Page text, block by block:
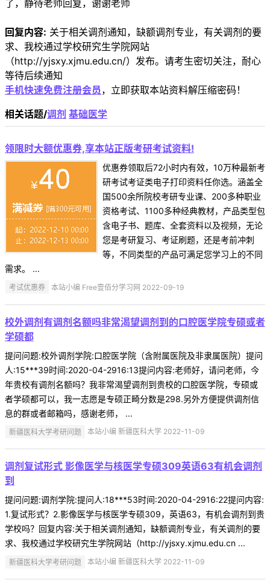
了，静待老师回复，谢谢老师
回复内容: 关于相关调剂通知，缺额调剂专业，有关调剂的要
求、我校通过学校研究生学院网站
（http://yjsxy.xjmu.edu.cn/）发布。请考生密切关注，耐心
等待后续通知
手机快速免费注册会员 ，立即获取本站资料解压缩密码！
相关话题/调剂 基础医学
领限时大额优惠券,享本站正版考研考试资料!
优惠券领取后72小时内有效，10万种最新考
研考试考证类电子打印资料任你选。涵盖全
国500余所院校考研专业课、200多种职业
资格考试、1100多种经典教材，产品类型包
含电子书、题库、全套资料以及视频，无论
您是考研复习、考证刷题，还是考前冲刺
等，不同类型的产品可满足您学习上的不同
需求。 ...
考试优惠券 本站小编 Free壹佰分学习网 2022-09-19
校外调剂有调剂名额吗非常渴望调剂到的口腔医学院专硕或者
学硕都
提问问题:校外调剂学院:口腔医学院（含附属医院及非隶属医院）提问
人:15***39时间:2020-04-2916:13提问内容:老师好，请问老师，今
年贵校有调剂名额吗？我非常渴望调剂到贵校的口腔医学院，专硕或
者学硕都可以，我一志愿是专硕正畸分数是298.另外方便提供调剂信
息的群或者邮箱吗，感谢老师， ...
新疆医科大学考研问题 本站小编 新疆医科大学 2022-11-09
调剂复试形式 影像医学与核医学专硕309英语63有机会调剂
到
提问问题:调剂学院:提问人:18***53时间:2020-04-2916:22提问内容:
1.复试形式？2.影像医学与核医学专硕309，英语63，有机会调剂到贵
学校吗？回复内容:关于相关调剂通知，缺额调剂专业，有关调剂的要
求、我校通过学校研究生学院网站（http://yjsxy.xjmu.edu.cn ...
新疆医科大学考研问题 本站小编 新疆医科大学 2022-11-09